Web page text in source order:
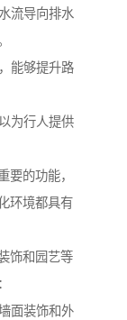
流导向排水
能够提升路
为行人提供
要的功能，
环境都具有
饰和园艺等
面装饰和外